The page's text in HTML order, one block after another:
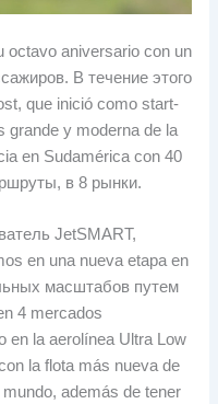
octavo aniversario con un
В течение этого
,que inició como start-
grande y moderna de la
en Sudamérica con 40
в 8 рынки.
JetSMART,
en una nueva etapa en
масштабов путем
4 mercados
en la aerolínea Ultra Low
la flota más nueva de
,además de tener